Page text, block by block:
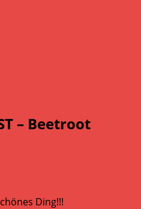
– Beetroot
Ding!!!